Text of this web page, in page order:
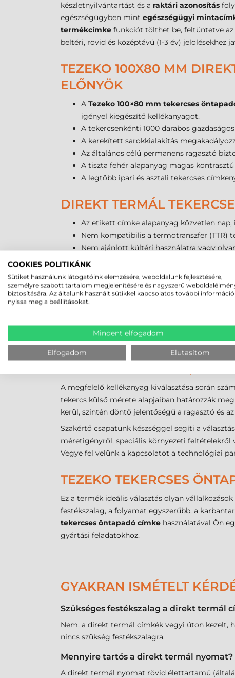
készletnyilvántartást és a raktári azonosítás
egészségügyben mint egészségügyi
termékcímke funkciót tölthet be, feltüntetve az
beltéri, rövid és középtávú (1-3 év) jelölésekhez
TEZEKO 100X80 MM
ELŐNYÖK
A Tezeko 100×80 mm tekercses
igényel kiegészítő kellékanyagot.
A tekercsenkénti 1000 darabos
A kerekített sarokkialakítás
Az általános célú permanens ragasztó
A tiszta fehér alapanyag magas
A legtöbb ipari és asztali tekercses
DIREKT TERMÁL
Az etikett címke alapanyag közvetlen
Nem kompatibilis a termotranszfer (TTR)
Nem ajánlott kültéri használatra vagy
Amennyiben hosszú távú, UV- és
A DIREKT TERMÁL
Ez a legolcsóbb alapanyag típus a
A legalacsonyabb előállítási költséggel
Kezelése egyszerű, nem igényel
Kiváló nyomtatási minőséget nyújt
NEM BIZTOS BENNE,
A megfelelő kellékanyag kiválasztása során
tekercs külső mérete alapjaiban határozzák
kerül, szintén döntő jelentőségű a ragasztó és
Szakértő csapatunk készséggel segíti a
méretigényről, speciális környezeti feltételekről
Vegye fel velünk a kapcsolatot a technológiai
TEZEKO TEKERCSES
Ez a termék ideális választás olyan
festékszalag, a folyamat egyszerűbb, a
tekercses öntapadó címke használatával Ön
gyártási feladatokhoz.
GYAKRAN ISMÉTELT
Szükséges festékszalag a direkt termál
Nem, a direkt termál címkék vegyi úton kezelt,
nincs szükség festékszalagra.
Mennyire tartós a direkt termál nyomat?
A direkt termál nyomat rövid élettartamú
COOKIES POLITIKÁNK
Sütiket használunk látogatóink elemzésére, weboldalunk fejlesztésére,
személyre szabott tartalom megjelenítésére és nagyszerű
biztosítására. Az általunk használt sütikkel kapcsolatos további
nyissa meg a beállításokat.
Mindent elfogadom
Elfogadom Elutasítom